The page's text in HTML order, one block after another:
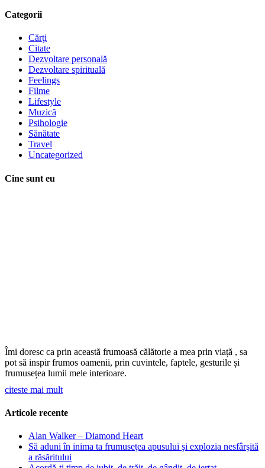
Categorii
Cărţi
Citate
Dezvoltare personală
Dezvoltare spirituală
Feelings
Filme
Lifestyle
Muzică
Psihologie
Sănătate
Travel
Uncategorized
Cine sunt eu
Îmi doresc ca prin această frumoasă călătorie a mea prin viață , sa
pot să inspir frumos oamenii, prin cuvintele, faptele, gesturile și
frumusețea lumii mele interioare.
citeste mai mult
Articole recente
Alan Walker – Diamond Heart
Să aduni în inima ta frumuseţea apusului şi explozia nesfârşită
a răsăritului